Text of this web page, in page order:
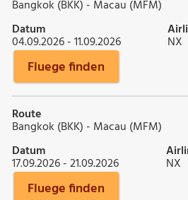
Bangkok (BKK) - Macau (MFM)
Datum
04.09.2026 - 11.09.2026 NX
Fluege finden
Route
Bangkok (BKK) - Macau (MFM)
Datum
17.09.2026 - 21.09.2026 NX
Fluege finden